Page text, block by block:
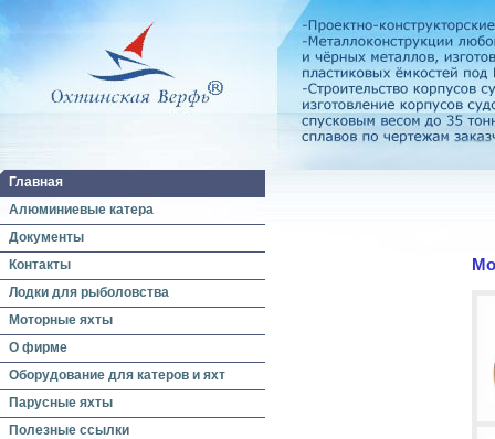
Главная
Алюминиевые катера
Документы
Контакты
Лодки для рыболовства
Моторные яхты
О фирме
Оборудование для катеров и яхт
Парусные яхты
Полезные ссылки